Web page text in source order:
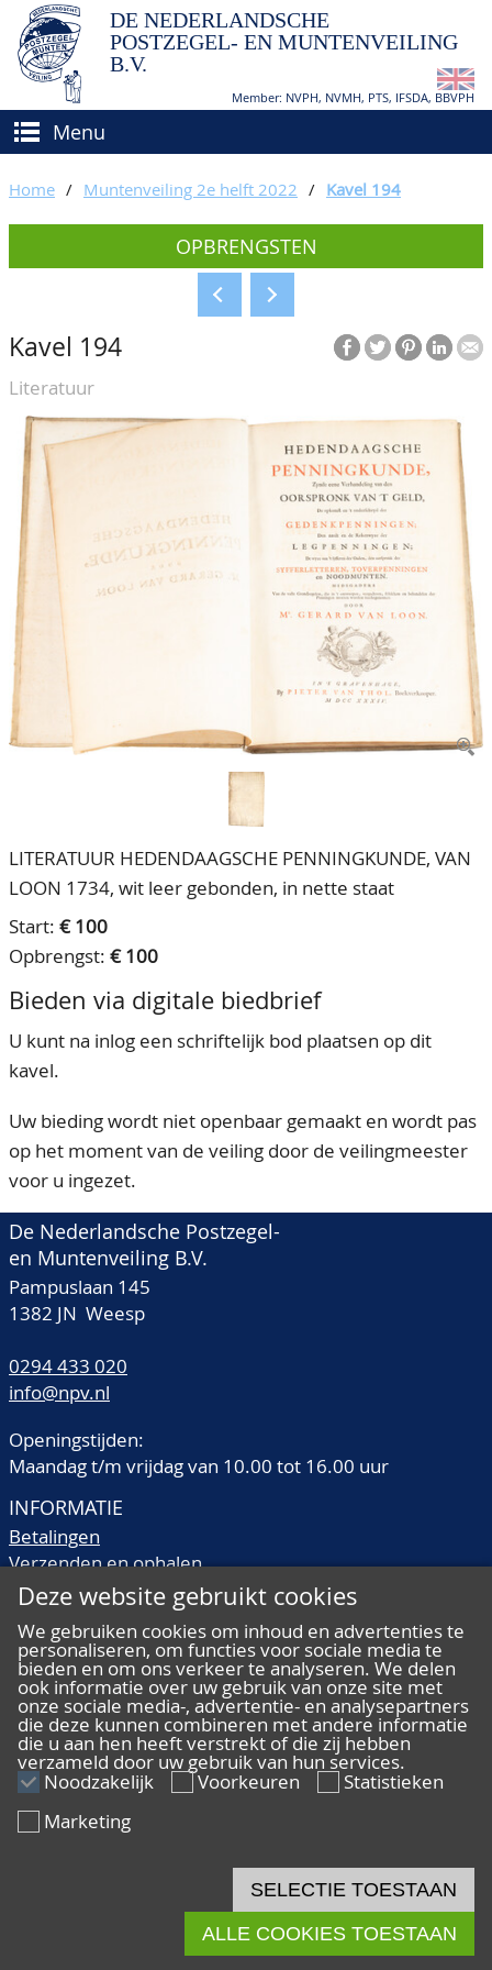
DE NEDERLANDSCHE
POSTZEGEL- EN MUNTENVEILING
B.V.
Member: NVPH, NVMH, PTS, IFSDA, BBVPH
Menu
(VER)KOPEN
Hoe verkopen?
Voorwaarden
BIEDEN
CATALOGI/OPBRENGSTEN
KEURINGSDIENST
AGENDA
OVER ONS
Ons Team
80 jarig bestaan
CONTACT
ACCOUNT
Home / Muntenveiling 2e helft 2022 / Kavel 194
OPBRENGSTEN
Kavel 194
Literatuur
LITERATUUR HEDENDAAGSCHE PENNINGKUNDE, VAN
LOON 1734, wit leer gebonden, in nette staat
Start: € 100
Opbrengst: € 100
Bieden via digitale biedbrief
U kunt na inlog een schriftelijk bod plaatsen op dit
kavel.
Uw bieding wordt niet openbaar gemaakt en wordt pas
op het moment van de veiling door de veilingmeester
voor u ingezet.
De Nederlandsche Postzegel-
en Muntenveiling B.V.
Pampuslaan 145
1382 JN Weesp
0294 433 020
info@npv.nl
Openingstijden:
Maandag t/m vrijdag van 10.00 tot 16.00 uur
INFORMATIE
Betalingen
Verzenden en ophalen
Veilingtermen
Kwaliteitsomschrijvingen
Veelgestelde vragen
ALGEMEEN
Algemene voorwaarden
© 2026 De Nederlandsche Postzegel- en Muntenveiling
Deze website gebruikt cookies
We gebruiken cookies om inhoud en advertenties te
personaliseren, om functies voor sociale media te
bieden en om ons verkeer te analyseren. We delen
ook informatie over uw gebruik van onze site met
onze sociale media-, advertentie- en analysepartners
die deze kunnen combineren met andere informatie
die u aan hen heeft verstrekt of die zij hebben
verzameld door uw gebruik van hun services.
Noodzakelijk Voorkeuren
Statistieken
Marketing
SELECTIE TOESTAAN
ALLE COOKIES TOESTAAN